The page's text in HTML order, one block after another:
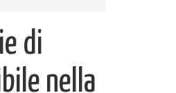
di
nella